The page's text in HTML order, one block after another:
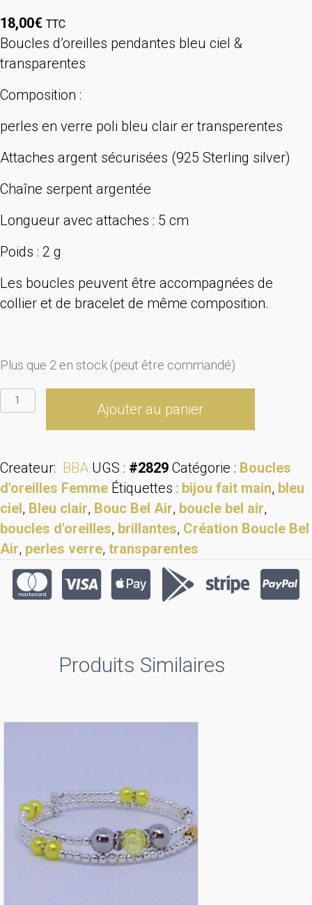
18,00€ TTC
Boucles d’oreilles pendantes bleu ciel &
transparentes
Composition :
perles en verre poli bleu clair er transperentes
Attaches argent sécurisées (925 Sterling silver)
Chaîne serpent argentée
Longueur avec attaches : 5 cm
Poids : 2 g
Les boucles peuvent être accompagnées de
collier et de bracelet de même composition.
Plus que 2 en stock (peut être commandé)
quantité
de
d'oreille
bleu-
ciel
et
transparentes
Ajouter au panier
Createur: BBA UGS : #2829 Catégorie : Boucles
d'oreilles Femme Étiquettes : bijou fait main, bleu
ciel, Bleu clair, Bouc Bel Air, boucle bel air,
boucles d'oreilles, brillantes, Création Boucle Bel
Air, perles verre, transparentes
Produits Similaires